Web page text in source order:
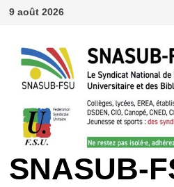
Passer
au9 août 2026
SNASUB-